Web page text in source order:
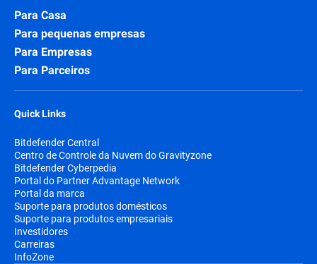
Para Casa
Para pequenas empresas
Para Empresas
Para Parceiros
Quick Links
Bitdefender Central
Centro de Controle da Nuvem do Gravityzone
Bitdefender Cyberpedia
Portal do Partner Advantage Network
Portal da marca
Suporte para produtos domésticos
Suporte para produtos empresariais
Investidores
Carreiras
InfoZone